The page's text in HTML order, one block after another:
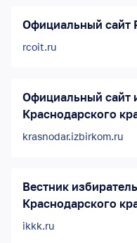
Официальный
rcoit.ru
Официальный сайт
Краснодарского
krasnodar.izbirkom.ru
Вестник
Краснодарского
ikkk.ru